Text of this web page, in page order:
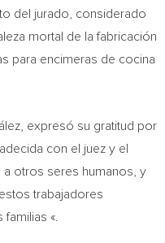
del jurado, considerado
mortal de la fabricación
para encimeras de cocina
expresó su gratitud por
con el juez y el
otros seres humanos, y
trabajadores
«.